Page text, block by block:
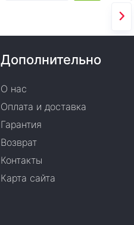
Дополнительно
О нас
Оплата и доставка
Гарантия
Возврат
Контакты
Карта сайта